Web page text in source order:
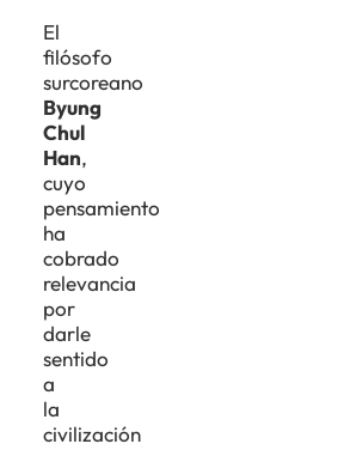
El
filósofo
surcoreano
Byung
Chul
Han,
cuyo
pensamiento
ha
cobrado
relevancia
por
darle
sentido
a
la
civilización